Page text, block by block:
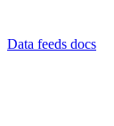
Data feeds docs